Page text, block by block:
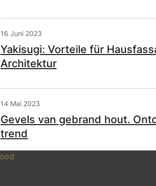
16 Juni 2023
Yakisugi: Vorteile für
Architektur
14 Mai 2023
Gevels van gebrand hout.
trend